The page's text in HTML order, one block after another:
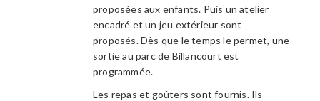
proposées aux enfants. Puis un atelier
encadré et un jeu extérieur sont
proposés. Dès que le temps le permet, une
sortie au parc de Billancourt est
programmée.
Les repas et goûters sont fournis. Ils